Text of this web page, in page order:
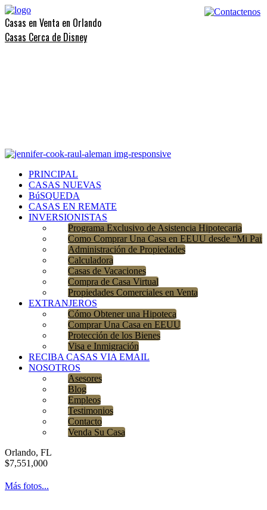
Casas en Venta en Orlando
Casas Cerca de Disney
PRINCIPAL
CASAS NUEVAS
BúSQUEDA
CASAS EN REMATE
INVERSIONISTAS
Programa Exclusivo de Asistencia Hipotecaria
Como Comprar Una Casa en EEUU desde “Mi
Administración de Propiedades
Calculadora
Casas de Vacaciones
Compra de Casa Virtual
Propiedades Comerciales en Venta
EXTRANJEROS
Cómo Obtener una Hipoteca
Comprar Una Casa en EEUU
Protección de los Bienes
Visa e Inmigración
RECIBA CASAS VIA EMAIL
NOSOTROS
Asesores
Blog
Empleos
Testimonios
Contacto
Venda Su Casa
Orlando, FL
$7,551,000
Más fotos...